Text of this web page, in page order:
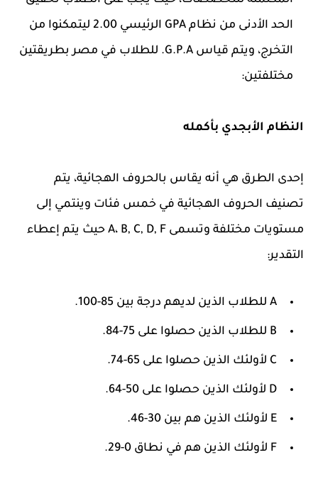
الحد الأدنى من نظام GPA الرئيسي 2.00 ليتمكنوا من
التخرج، ويتم قياس G.P.A. للطلاب في مصر بطريقتين
مختلفتين:
النظام الأبجدي بأكمله
إحدى الطرق هي أنه يقاس بالحروف الهجائية، يتم
تصنيف الحروف الهجائية في خمس فئات وينتمي إلى
مستويات مختلفة وتسمى A، B, C, D, F حيث يتم إعطاء
التقدير:
A للطلاب الذين لديهم درجة بين 85-100.
B للطلاب الذين حصلوا على 75-84.
C لأولئك الذين حصلوا على 65-74.
D لأولئك الذين حصلوا على 50-64.
E لأولئك الذين هم بين 30-46.
F لأولئك الذين هم في نطاق 0-29.